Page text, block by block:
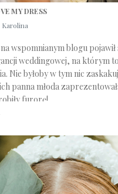
MY DRESS
Karolina
wspomnianym blogu
weddingowej, na którym
Nie byłoby w tym nic
panna młoda
furorę!